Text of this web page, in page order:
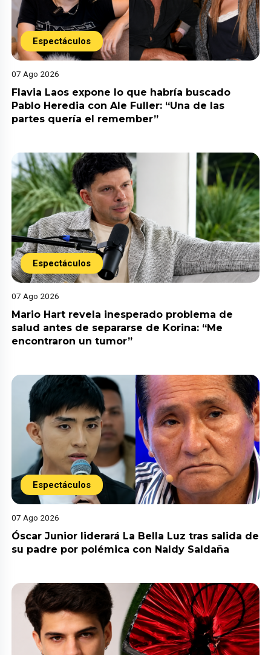
Espectáculos
07 Ago 2026
Flavia Laos expone lo que habría buscado
Pablo Heredia con Ale Fuller: “Una de las
partes quería el remember”
Espectáculos
07 Ago 2026
Mario Hart revela inesperado problema de
salud antes de separarse de Korina: “Me
encontraron un tumor”
Espectáculos
07 Ago 2026
Óscar Junior liderará La Bella Luz tras salida de
su padre por polémica con Naldy Saldaña